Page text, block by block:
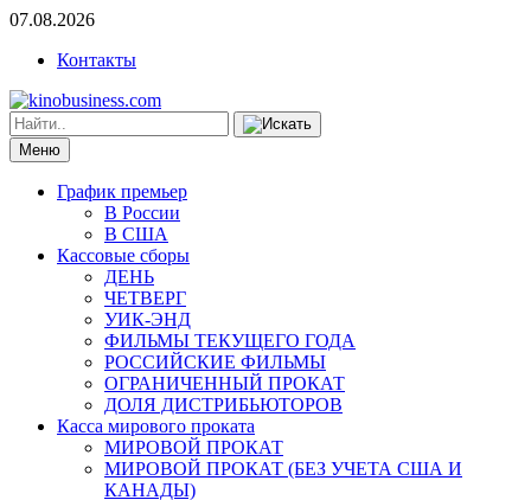
07.08.2026
Контакты
Меню
График премьер
В России
В США
Кассовые сборы
ДЕНЬ
ЧЕТВЕРГ
УИК-ЭНД
ФИЛЬМЫ ТЕКУЩЕГО ГОДА
РОССИЙСКИЕ ФИЛЬМЫ
ОГРАНИЧЕННЫЙ ПРОКАТ
ДОЛЯ ДИСТРИБЬЮТОРОВ
Касса мирового проката
МИРОВОЙ ПРОКАТ
МИРОВОЙ ПРОКАТ (БЕЗ УЧЕТА США И
КАНАДЫ)